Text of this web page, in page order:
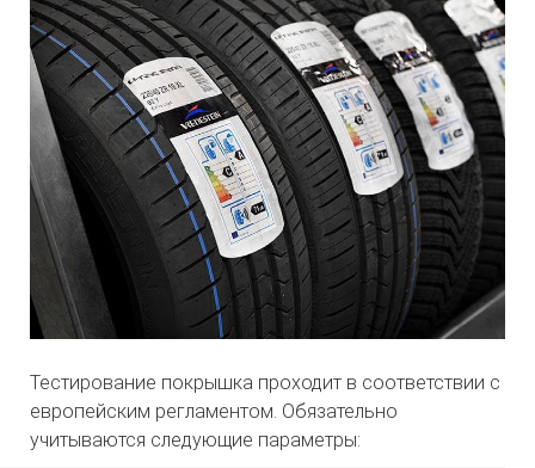
Тестирование покрышка проходит в соответствии с
европейским регламентом. Обязательно
учитываются следующие параметры: